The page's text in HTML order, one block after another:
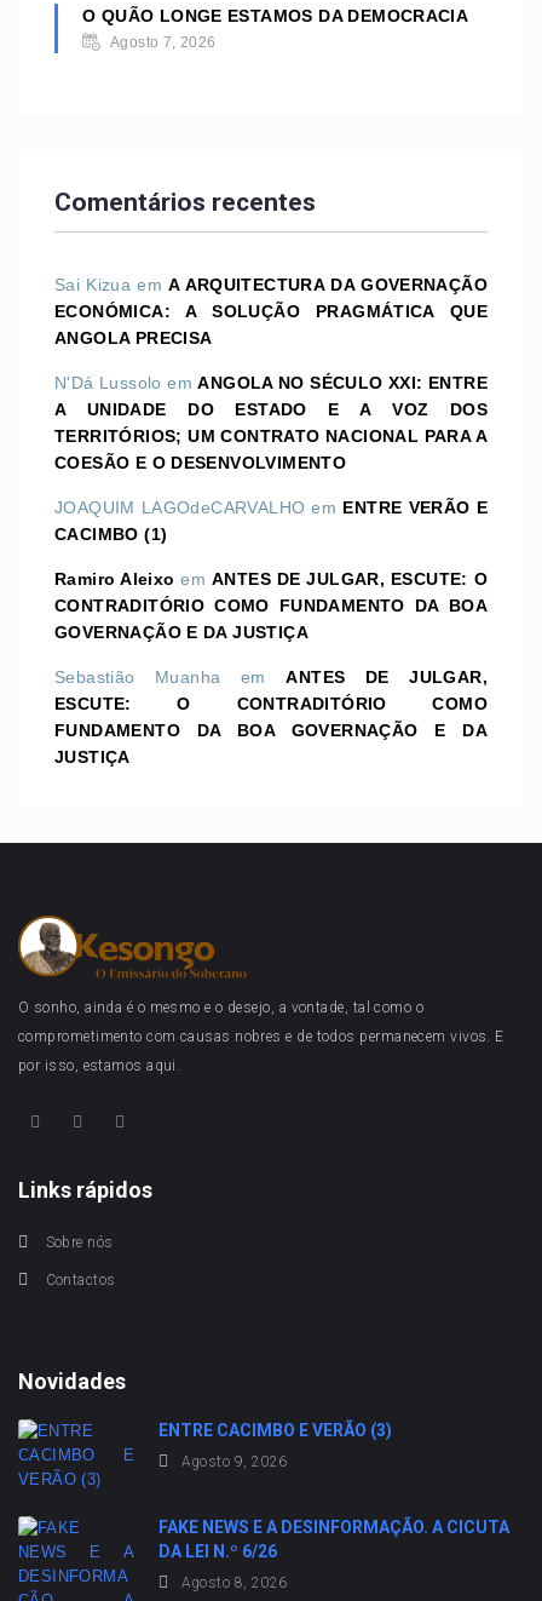
O QUÃO LONGE ESTAMOS DA DEMOCRACIA
Agosto 7, 2026
Comentários recentes
Sai Kizua emA ARQUITECTURA DA GOVERNAÇÃO
ECONÓMICA: A SOLUÇÃO PRAGMÁTICA QUE
ANGOLA PRECISA
N'Dá Lussolo emANGOLA NO SÉCULO XXI: ENTRE
A UNIDADE DO ESTADO E A VOZ DOS
TERRITÓRIOS; UM CONTRATO NACIONAL PARA A
COESÃO E O DESENVOLVIMENTO
JOAQUIM LAGOdeCARVALHO em ENTRE VERÃO E
CACIMBO (1)
Ramiro Aleixo emANTES DE JULGAR, ESCUTE: O
CONTRADITÓRIO COMO FUNDAMENTO DA BOA
GOVERNAÇÃO E DA JUSTIÇA
Sebastião Muanha emANTES DE JULGAR,
ESCUTE: O CONTRADITÓRIO COMO
FUNDAMENTO DA BOA GOVERNAÇÃO E DA
JUSTIÇA
O sonho, ainda é o mesmo e o desejo, a vontade, tal como o
comprometimento com causas nobres e de todos permanecem vivos. E
por isso, estamos aqui.
Links rápidos
Sobre nós
Contactos
Novidades
ENTRE CACIMBO E VERÃO (3)
Agosto 9, 2026
FAKE NEWS E A DESINFORMAÇÃO. A CICUTA
DA LEI N.º 6/26
Agosto 8, 2026